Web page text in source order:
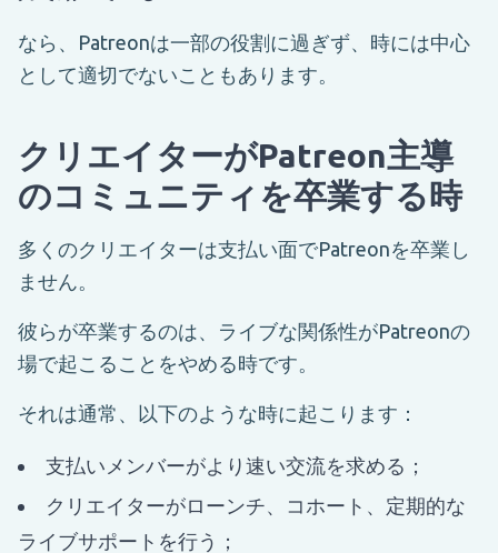
なら、Patreonは一部の役割に過ぎず、時には中心
として適切でないこともあります。
クリエイターがPatreon主導
のコミュニティを卒業する時
多くのクリエイターは支払い面でPatreonを卒業し
ません。
彼らが卒業するのは、ライブな関係性がPatreonの
場で起こることをやめる時です。
それは通常、以下のような時に起こります：
支払いメンバーがより速い交流を求める；
クリエイターがローンチ、コホート、定期的な
ライブサポートを行う；